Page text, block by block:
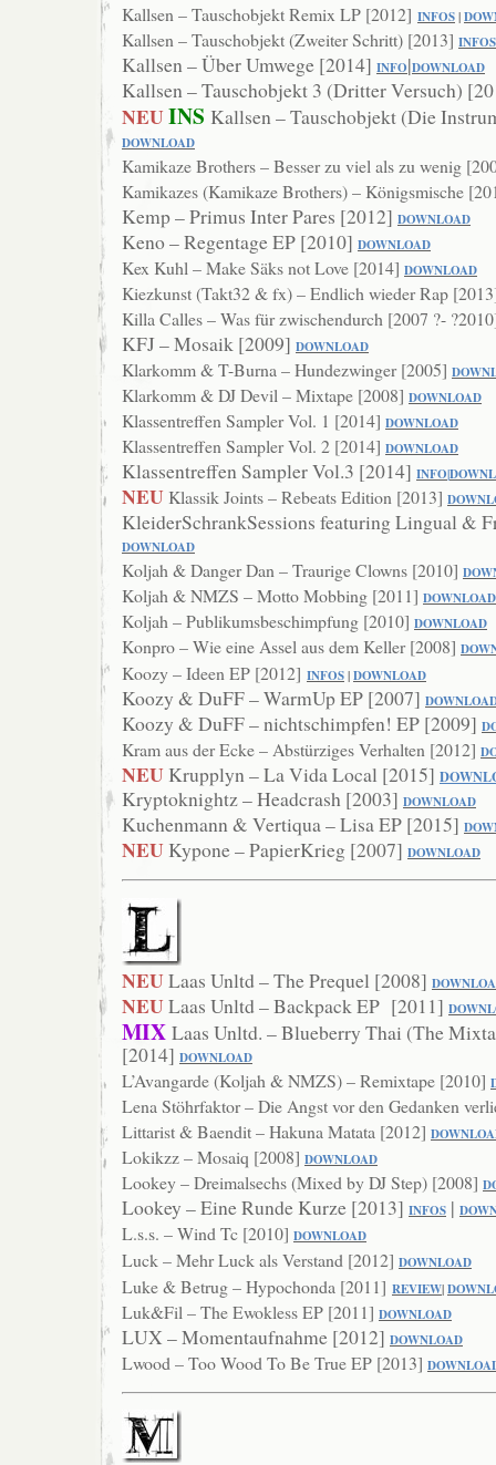
Kallsen – Tauschobjekt Remix LP [2012] INFOS|
Kallsen – Tauschobjekt (Zweiter Schritt) [2013] INFOS
Kallsen – Über Umwege [2014] INFO|DOWNLOAD
Kallsen – Tauschobjekt 3 (Dritter Versuch)
NEUINS Kallsen – Tauschobjekt (Die
DOWNLOAD
Kamikaze Brothers – Besser zu viel als zu wenig
Kamikazes (Kamikaze Brothers) – Königsmische
Kemp – Primus Inter Pares [2012] DOWNLOAD
Keno – Regentage EP [2010] DOWNLOAD
Kex Kuhl – Make Säks not Love [2014] DOWNLOAD
Kiezkunst (Takt32 & fx) – Endlich wieder Rap
Killa Calles – Was für zwischendurch [2007 ?-
KFJ – Mosaik [2009] DOWNLOAD
Klarkomm & T-Burna – Hundezwinger [2005] DOWN
Klarkomm & DJ Devil – Mixtape [2008] DOWNLOAD
Klassentreffen Sampler Vol. 1 [2014] DOWNLOAD
Klassentreffen Sampler Vol. 2 [2014] DOWNLOAD
Klassentreffen Sampler Vol.3 [2014] INFO|
NEUKlassik Joints – Rebeats Edition [2013]
KleiderSchrankSessions featuring Lingual &
DOWNLOAD
Koljah & Danger Dan – Traurige Clowns [2010]
Koljah & NMZS – Motto Mobbing [2011] DOWNLOAD
Koljah – Publikumsbeschimpfung [2010] DOWNLOAD
Konpro – Wie eine Assel aus dem Keller [2008]
Koozy – Ideen EP [2012] INFOS|DOWNLOAD
Koozy & DuFF – WarmUp EP [2007] DO
Koozy & DuFF – nichtschimpfen! EP [2009]
Kram aus der Ecke – Abstürziges Verhalten [2012]
NEU Krupplyn – La Vida Local [2015]
Kryptoknightz – Headcrash [2003] DOWNLOAD
Kuchenmann & Vertiqua – Lisa EP [2015]
NEU Kypone – PapierKrieg [2007] DOWNLOAD
NEULaas Unltd – The Prequel [2008]
NEULaas Unltd – Backpack EP [2011]
MIX Laas Unltd. – Blueberry Thai (The
[2014] DOWNLOAD
L’Avangarde (Koljah & NMZS) – Remixtape [2010]
Lena Stöhrfaktor – Die Angst vor den Gedanken
Littarist & Baendit – Hakuna Matata [2012] DOW
Lokikzz – Mosaiq [2008] DOWNLOAD
Lookey – Dreimalsechs (Mixed by DJ Step) [2008]
Lookey – Eine Runde Kurze [2013] INFOS |
L.s.s. – Wind Tc [2010] DOWNLOAD
Luck – Mehr Luck als Verstand [2012] DOWNLOAD
Luke & Betrug – Hypochonda [2011] REVIEW|
Luk&Fil – The Ewokless EP [2011] DOWNLOAD
LUX – Momentaufnahme [2012] DOWNLOAD
Lwood – Too Wood To Be True EP [2013]